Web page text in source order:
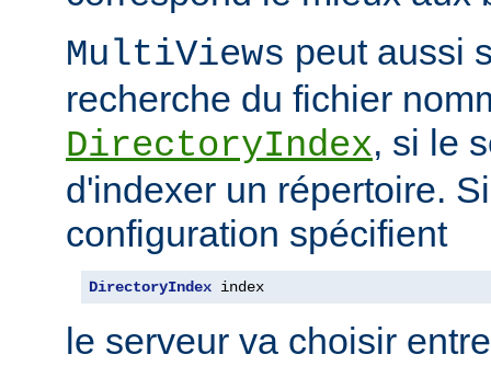
MultiViews peut aussi
recherche du fichier
DirectoryIndex, si le
d'indexer un répertoire.
configuration spécifient
DirectoryIndex index
le serveur va choisir